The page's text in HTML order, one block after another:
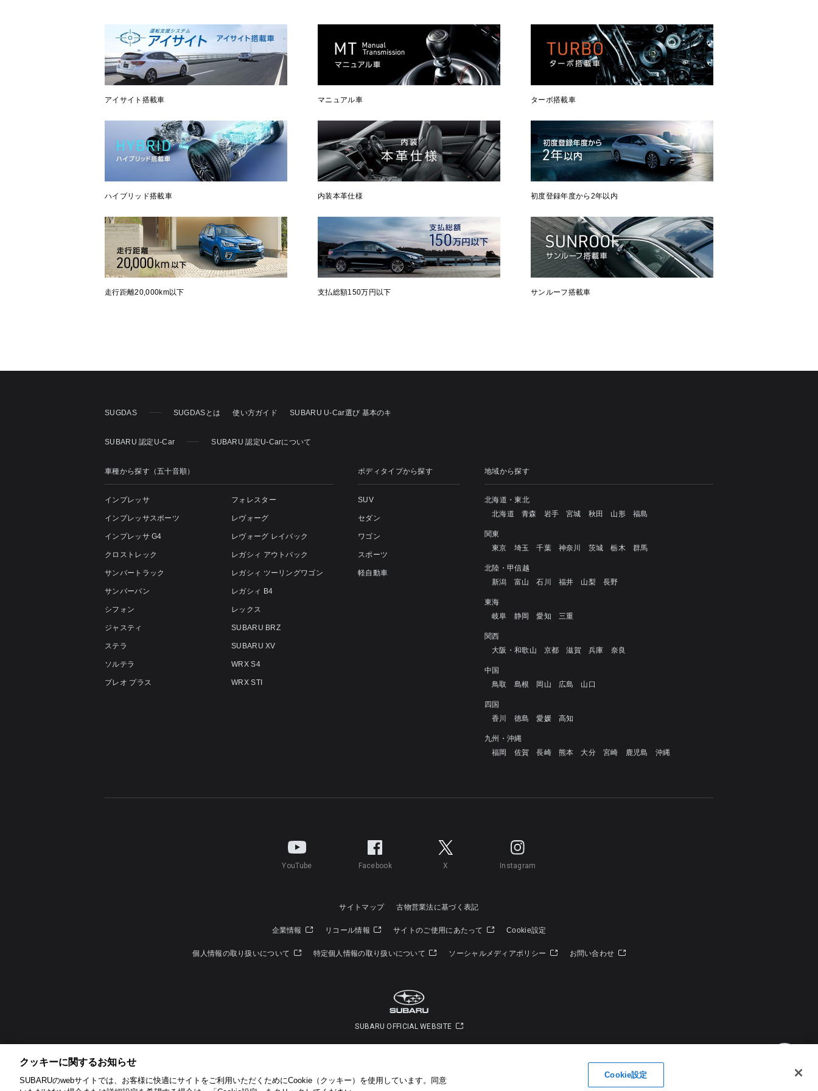
アイサイト搭載車 マニュアル車 ターボ搭載車
ハイブリッド搭載車 内装本革仕様 初度登録年度から2年以内
走行距離20,000km以下 支払総額150万円以下 サンルーフ搭載車
SUGDAS SUGDASとは 使い方ガイド SUBARU U-Car選び 基本のキ
SUBARU 認定U-Car SUBARU 認定U-Carについて
車種から探す（五十音順）
インプレッサ
インプレッサスポーツ
インプレッサ G4
クロストレック
サンバートラック
サンバーバン
シフォン
ジャスティ
ステラ
ソルテラ
プレオ プラス
フォレスター
レヴォーグ
レヴォーグ レイバック
レガシィ アウトバック
レガシィ ツーリングワゴン
レガシィ B4
レックス
SUBARU BRZ
SUBARU XV
WRX S4
WRX STI
ボディタイプから探す
SUV
セダン
ワゴン
スポーツ
軽自動車
地域から探す
北海道・東北
北海道
青森 岩手 宮城 秋田 山形 福島
関東
東京
埼玉 千葉 神奈川 茨城 栃木 群馬
北陸・甲信越
新潟
富山 石川 福井 山梨 長野
東海
岐阜
静岡 愛知 三重
関西
大阪・和歌山
京都 滋賀 兵庫 奈良
中国
鳥取
島根 岡山 広島 山口
四国
香川
徳島 愛媛 高知
九州・沖縄
福岡
佐賀 長崎 熊本 大分 宮崎 鹿児島 沖縄
YouTube Facebook X Instagram
サイトマップ 古物営業法に基づく表記
企業情報 リコール情報 サイトのご使用にあたって Cookie設定
個人情報の取り扱いについて 特定個人情報の取り扱いについて ソーシャルメディアポリシー お問い合わせ
SUBARU OFFICIAL WEBSITE
クッキーに関するお知らせ​
SUBARUのwebサイトでは、お客様に快適にサイトをご利用いただくためにCookie（クッキー）を使用しています。​ 同意
Cookie設定